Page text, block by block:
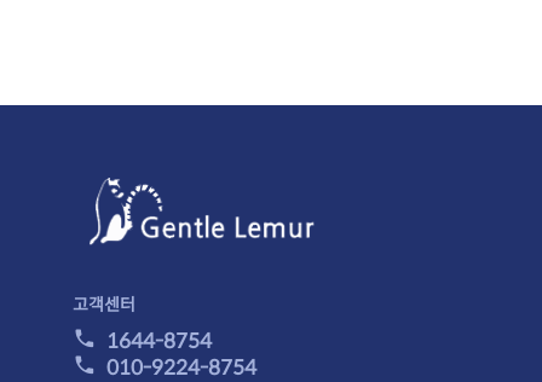
고객센터
1644-8754
010-9224-8754